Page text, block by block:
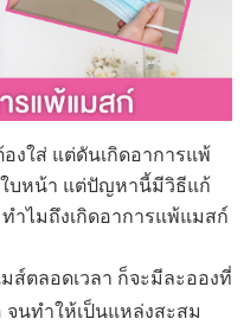
งใส่ แต่ดันเกิดอาการแพ้
บหน้า แต่ปัญหานี้มีวิธีแก้
ำไมถึงเกิดอาการแพ้แมสก์
ส์ตลอดเวลา ก็จะมีละอองที่
จนทำให้เป็นแหล่งสะสม